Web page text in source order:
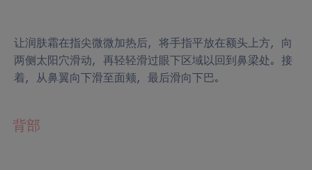
让润肤霜在指尖微微加热后，将手指平放在额头上方，向
两侧太阳穴滑动，再轻轻滑过眼下区域以回到鼻梁处。接
着，从鼻翼向下滑至面颊，最后滑向下巴。
背部